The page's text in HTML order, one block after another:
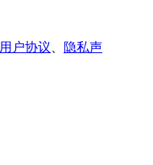
用户协议
隐私声